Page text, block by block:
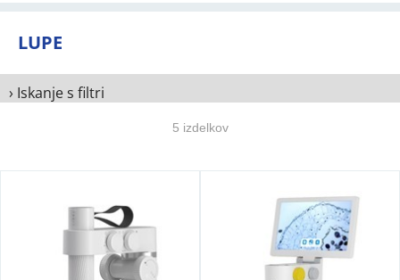
LUPE
› Iskanje s filtri
5 izdelkov